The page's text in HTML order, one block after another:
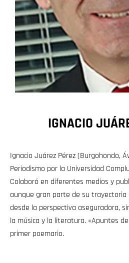
IGNACIO
Ignacio Juárez Pérez (Burgohondo,
Periodismo por la Universidad
Colaboró en diferentes medios y
aunque gran parte de su trayectoria
desde la perspectiva aseguradora,
la música y la literatura. «Apuntes
primer poemario.